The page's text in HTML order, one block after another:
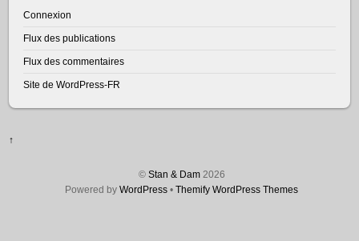
Connexion
Flux des publications
Flux des commentaires
Site de WordPress-FR
↑
© Stan & Dam2026
Powered by WordPress • Themify WordPress Themes